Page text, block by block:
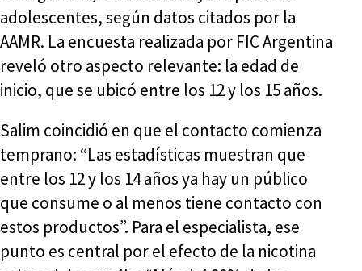
adolescentes, según datos citados por la
AAMR. La encuesta realizada por FIC Argentina
reveló otro aspecto relevante: la edad de
inicio, que se ubicó entre los 12 y los 15 años.
Salim coincidió en que el contacto comienza
temprano: “Las estadísticas muestran que
entre los 12 y los 14 años ya hay un público
que consume o al menos tiene contacto con
estos productos”. Para el especialista, ese
punto es central por el efecto de la nicotina